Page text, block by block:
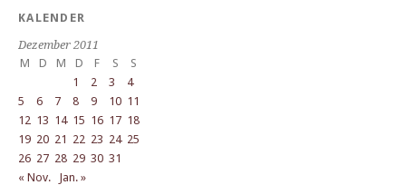
KALENDER
Dezember 2011
M
D M D F S
S
1
2 3
4
5
6 7 8 9 10 11
12 13 14 15 16 17 18
19 20 21 22 23 24 25
26 27 28 29 30 31
« Nov.
Jan. »